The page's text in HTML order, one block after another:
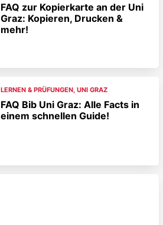
FAQ zur Kopierkarte an der Uni
Graz: Kopieren, Drucken &
mehr!
LERNEN & PRÜFUNGEN, UNI GRAZ
FAQ Bib Uni Graz: Alle Facts in
einem schnellen Guide!